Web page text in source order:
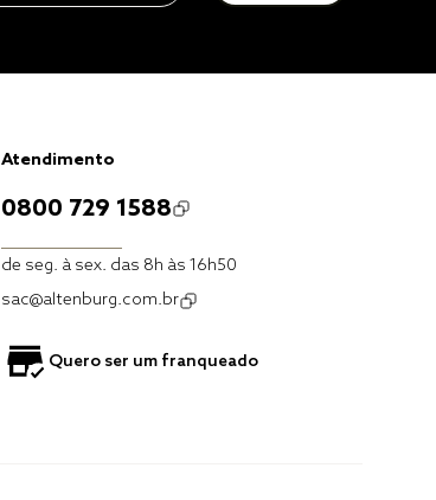
Atendimento
0800 729 1588
de seg. à sex. das 8h às 16h50
sac@altenburg.com.br
Quero ser um franqueado